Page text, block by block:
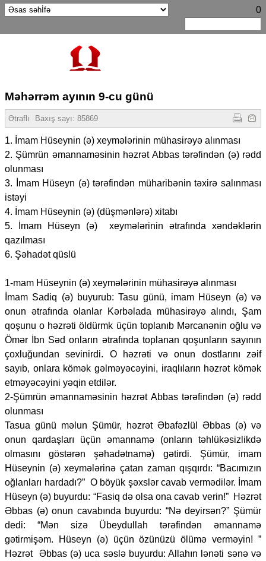
0
Məhərrəm ayının 9-cu günü
Ətraflı Baxış sayı: 85869
1. İmam Hüseynin (ə) xeymələrinin mühasirəyə alınması
2. Şümrün əmannaməsinin həzrət Abbas tərəfindən (ə) rədd
olunması
3. İmam Hüseyn (ə) tərəfindən müharibənin təxirə salınması
istəyi
4. İmam Hüseynin (ə) (düşmənlərə) xitabı
5. İmam Hüseyn (ə) xeymələrinin ətrafında xəndəklərin
qazılması
6. Şəhadət qüslü
1-mam Hüseynin (ə) xeymələrinin mühasirəyə alınması
İmam Sadiq (ə) buyurub: Tasu günü, imam Hüseyn (ə) və
onun ətrafında olanlar Kərbəlada mühasirəyə alındı, Şam
qoşunu o həzrəti öldürmk üçün toplanıb Mərcanənin oğlu və
Ömər İbn Səd onların ətrafında toplanan qoşunların sayının
çoxluğundan sevinirdi. O həzrəti və onun dostlarını zəif
sayıb, onlara kömək gəlməyəcəyini, iraqlıların həzrət kömək
etməyəcəyini yəqin etdilər.
2-Şümrün əmannaməsinin həzrət Abbas tərəfindən (ə) rədd
olunması
Tasua günü məlun Şümür, həzrət Əbafəzlül Əbbas (ə) və
onun qardaşları üçün əmannamə (onların təhlükəsizlikdə
olmasını göstərən şəhadətnamə) gətirdi. Şümür, imam
Hüseynin (ə) xeymələrinə çatan zaman qışqırdı: “Bacımızın
oğlanları hardadı?” O böyük şəxslər cavab vermədilər. İmam
Hüseyn (ə) buyurdu: “Fasiq də olsa ona cavab verin!” Həzrət
Əbbas (ə) onun cavabında buyurdu: “Nə deyirsən?” Şümür
dedi: “Mən sizə Übeydullah tərəfindən əmannamə
gətirmişəm. Hüseyn (ə) üçün özünüzü ölümə verməyin! ”
Həzrət Əbbas (ə) uca səslə buyurdu: Allahın lənəti sənə və